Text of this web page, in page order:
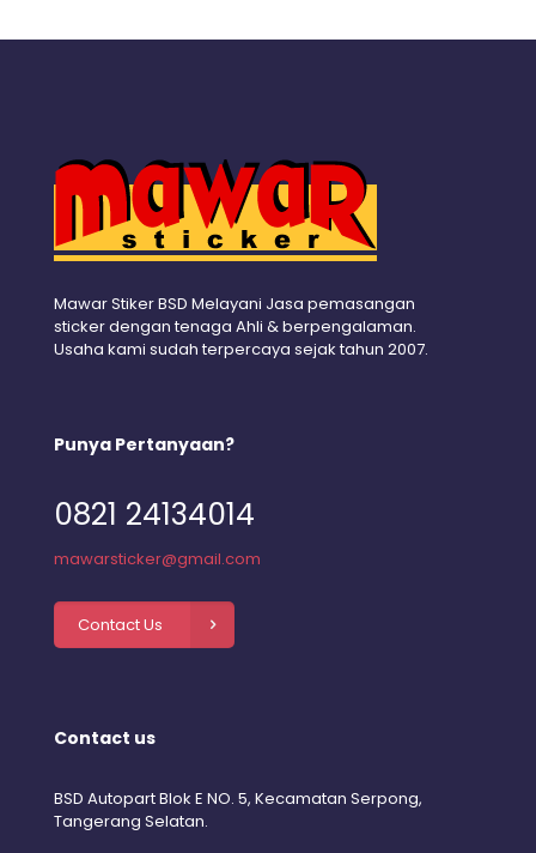
Mawar Stiker BSD Melayani Jasa pemasangan
sticker dengan tenaga Ahli & berpengalaman.
Usaha kami sudah terpercaya sejak tahun 2007.
Punya Pertanyaan?
0821 24134014
mawarsticker@gmail.com
Contact Us
Contact us
BSD Autopart Blok E NO. 5, Kecamatan Serpong,
Tangerang Selatan.